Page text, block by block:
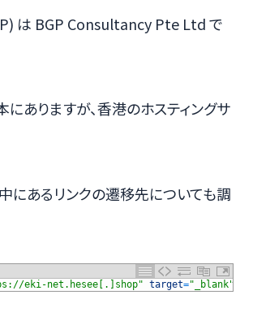
は BGP Consultancy Pte Ltd で
ありますが、香港のホスティングサ
にあるリンクの遷移先についても調
eki-net.hesee[.]shop" target="_blank"